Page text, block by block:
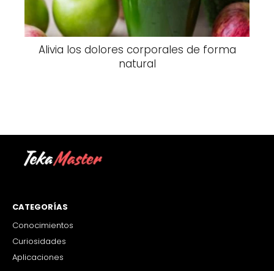
Alivia los dolores corporales de forma
natural
CATEGORÍAS
Conocimientos
Curiosidades
Aplicaciones